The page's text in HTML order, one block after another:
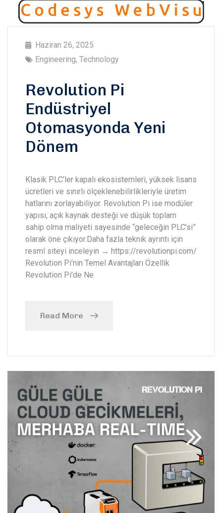
Haziran 26, 2025
Engineering, Technology
Revolution Pi
Endüstriyel
Otomasyonda Yeni
Dönem
Klasik PLC’ler kapalı ekosistemleri, yüksek lisans
ücretleri ve sınırlı ölçeklenebilirlikleriyle üretim
hatlarını zorlayabiliyor. Revolution Pi ise modüler
yapısı, açık kaynak desteği ve düşük toplam
sahip olma maliyeti sayesinde “geleceğin PLC’si”
olarak öne çıkıyor.Daha fazla teknik ayrıntı için
resmî siteyi inceleyin → https://revolutionpi.com/
Revolution Pi’nin Temel Avantajları Özellik
Revolution Pi’de Ne
Read More